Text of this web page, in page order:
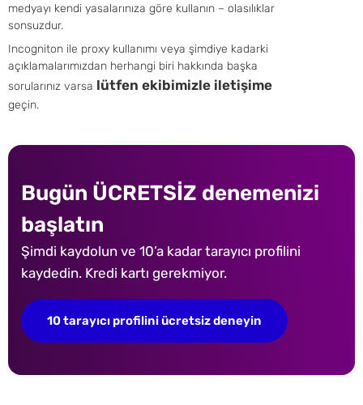
medyayı kendi yasalarınıza göre kullanın – olasılıklar
sonsuzdur.
Incogniton ile proxy kullanımı veya şimdiye kadarki
açıklamalarımızdan herhangi biri hakkında başka
sorularınız varsa lütfen ekibimizle iletişime
geçin.
Bugün ÜCRETSİZ denemenizi
başlatın
Şimdi kaydolun ve 10’a kadar tarayıcı profilini
kaydedin. Kredi kartı gerekmiyor.
10 tarayıcı profilini ücretsiz deneyin